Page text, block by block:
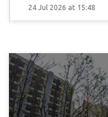
24 Jul 2026 at 15:48